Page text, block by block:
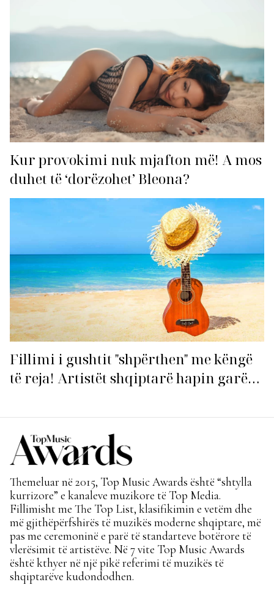
Kur provokimi nuk mjafton më! A mos
duhet të ‘dorëzohet’ Bleona?
Fillimi i gushtit "shpërthen" me këngë
të reja! Artistët shqiptarë hapin garën
Themeluar në 2015, Top Music Awards është “shtylla
kurrizore” e kanaleve muzikore të Top Media.
Fillimisht me The Top List, klasifikimin e vetëm dhe
më gjithëpërfshirës të muzikës moderne shqiptare, më
pas me ceremoninë e parë të standarteve botërore të
vlerësimit të artistëve. Në 7 vite Top Music Awards
është kthyer në një pikë referimi të muzikës të
shqiptarëve kudondodhen.